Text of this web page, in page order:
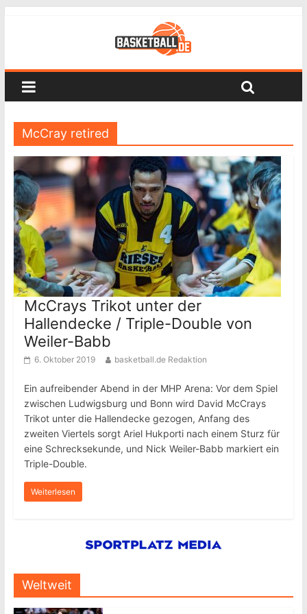
McCray retired
McCrays Trikot unter der
Hallendecke / Triple-Double von
Weiler-Babb
6. Oktober 2019 basketball.de Redaktion
Ein aufreibender Abend in der MHP Arena: Vor dem Spiel
zwischen Ludwigsburg und Bonn wird David McCrays
Trikot unter die Hallendecke gezogen, Anfang des
zweiten Viertels sorgt Ariel Hukporti nach einem Sturz für
eine Schrecksekunde, und Nick Weiler-Babb markiert ein
Triple-Double.
Weiterlesen
Weltweit